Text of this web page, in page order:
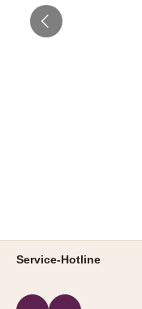
Service-Hotline